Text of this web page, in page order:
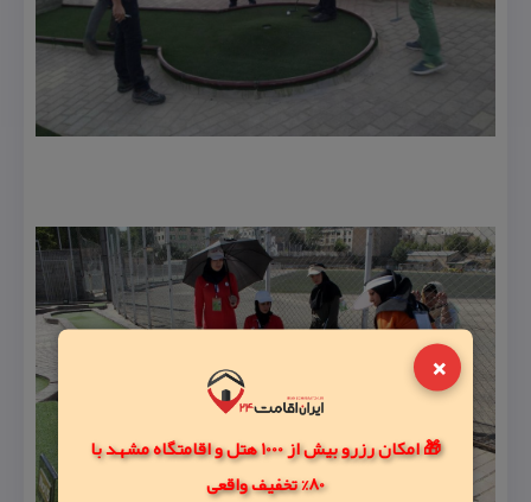
×
🎁 امکان رزرو بیش از 1000 هتل و اقامتگاه مشهد با
80% تخفیف واقعی